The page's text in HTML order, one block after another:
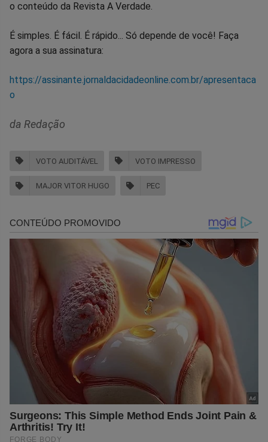
o conteúdo da Revista A Verdade.
É simples. É fácil. É rápido... Só depende de você! Faça
agora a sua assinatura:
https://assinante.jornaldacidadeonline.com.br/apresentaca
o
da Redação
VOTO AUDITÁVEL VOTO IMPRESSO
MAJOR VITOR HUGO PEC